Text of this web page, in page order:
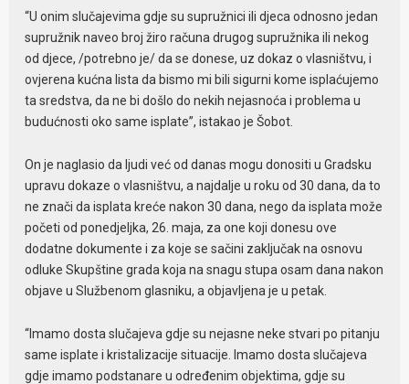
“U onim slučajevima gdje su supružnici ili djeca odnosno jedan
supružnik naveo broj žiro računa drugog supružnika ili nekog
od djece, /potrebno je/ da se donese, uz dokaz o vlasništvu, i
ovjerena kućna lista da bismo mi bili sigurni kome isplaćujemo
ta sredstva, da ne bi došlo do nekih nejasnoća i problema u
budućnosti oko same isplate”, istakao je Šobot.
On je naglasio da ljudi već od danas mogu donositi u Gradsku
upravu dokaze o vlasništvu, a najdalje u roku od 30 dana, da to
ne znači da isplata kreće nakon 30 dana, nego da isplata može
početi od ponedjeljka, 26. maja, za one koji donesu ove
dodatne dokumente i za koje se sačini zaključak na osnovu
odluke Skupštine grada koja na snagu stupa osam dana nakon
objave u Službenom glasniku, a objavljena je u petak.
“Imamo dosta slučajeva gdje su nejasne neke stvari po pitanju
same isplate i kristalizacije situacije. Imamo dosta slučajeva
gdje imamo podstanare u određenim objektima, gdje su